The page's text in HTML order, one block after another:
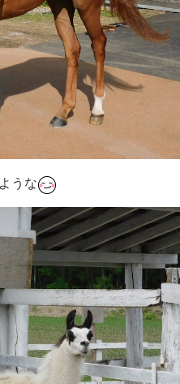
うな